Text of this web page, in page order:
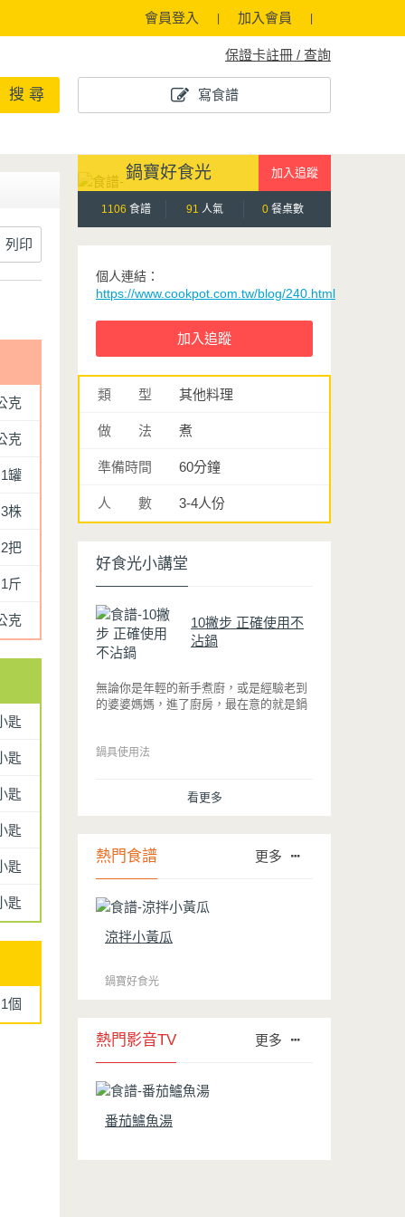
會員登入 加入會員
保證卡註冊 / 查詢
寫食譜
搜 尋
列印
克
克
1罐
3株
2把
1斤
克
匙
匙
匙
匙
匙
匙
1個
鍋寶好食光
1106 食譜 91 人氣 0 餐桌數
個人連結：
https://www.cookpot.com.tw/blog/240.html
類 型 其他料理
做 法 煮
準備時間 60分鐘
人 數 3-4人份
好食光小講堂
10撇步 正確使用不
沾鍋
無論你是年輕的新手煮廚，或是經驗老到
的婆婆媽媽，進了廚房，最在意的就是鍋
的問題後，就深受普羅大眾的喜愛，而鍋
金鑽不沾系列的鍋具，更年年穩居銷售排
您！
鍋具使用法
看更多
熱門食譜 更多
涼拌小黃瓜
鍋寶好食光
熱門影音TV 更多
番茄鱸魚湯